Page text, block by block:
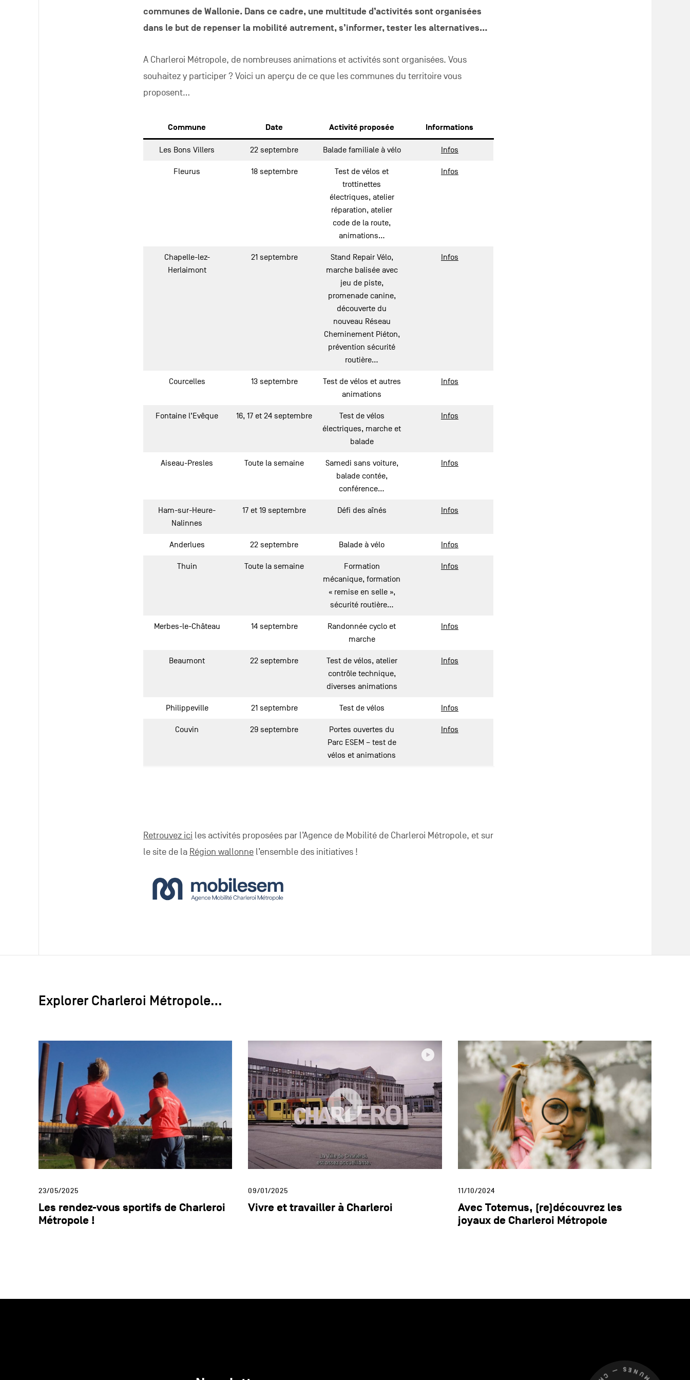
communes de Wallonie. Dans ce cadre, une multitude d’activités sont organisées
dans le but de repenser la mobilité autrement, s’informer, tester les alternatives…
A Charleroi Métropole, de nombreuses animations et activités sont organisées. Vous
souhaitez y participer ? Voici un aperçu de ce que les communes du territoire vous
proposent…
Commune Date Activité proposée Informations
Les Bons Villers 22 septembre Balade familiale à vélo Infos
Fleurus 18 septembre
Test de vélos et
trottinettes
électriques, atelier
réparation, atelier
code de la route,
animations…
Infos
Chapelle-lez-
Herlaimont
21 septembre
Stand Repair Vélo,
marche balisée avec
jeu de piste,
promenade canine,
découverte du
nouveau Réseau
Cheminement Piéton,
prévention sécurité
routière…
Infos
Courcelles 13 septembre
Test de vélos et autres
animations
Infos
Fontaine l’Evêque 16, 17 et 24 septembre
Test de vélos
électriques, marche et
balade
Infos
Aiseau-Presles Toute la semaine
Samedi sans voiture,
balade contée,
conférence…
Infos
Ham-sur-Heure-
Nalinnes
17 et 19 septembre Défi des aînés Infos
Anderlues 22 septembre Balade à vélo Infos
Thuin Toute la semaine
Formation
mécanique, formation
« remise en selle »,
sécurité routière…
Infos
Merbes-le-Château 14 septembre
Randonnée cyclo et
marche
Infos
Beaumont 22 septembre
Test de vélos, atelier
contrôle technique,
diverses animations
Infos
Philippeville 21 septembre Test de vélos Infos
Couvin 29 septembre
Portes ouvertes du
Parc ESEM – test de
vélos et animations
Infos
Retrouvez ici les activités proposées par l’Agence de Mobilité de Charleroi Métropole, et sur
le site de la Région wallonnel’ensemble des initiatives !
Explorer Charleroi Métropole…
23/05/2025
Les rendez-vous sportifs de Charleroi
Métropole !
09/01/2025
Vivre et travailler à Charleroi
11/10/2024
Avec Totemus, (re)découvrez les
joyaux de Charleroi Métropole